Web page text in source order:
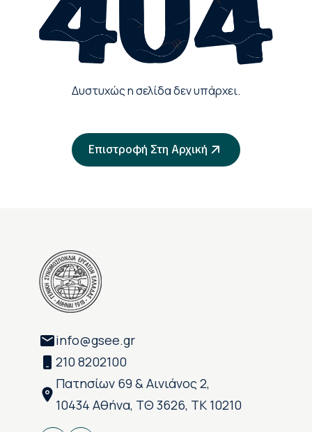
Δυστυχώς η σελίδα δεν υπάρχει.
Επιστροφή Στη Αρχική
info@gsee.gr
210 8202100
Πατησίων 69 & Αινιάνος 2,
10434 Αθήνα, ΤΘ 3626, ΤΚ 10210